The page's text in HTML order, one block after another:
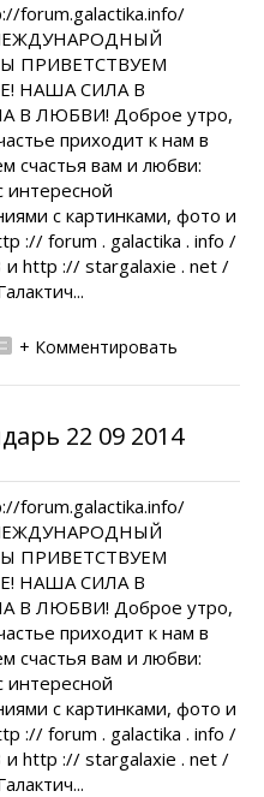
forum.galactika.info/
ПРИВЕТСТВУЕМ
НАША СИЛА В
В ЛЮБВИ! Доброе утро,
приходит к нам в
счастья вам и любви:
интересной
с картинками, фото и
:// forum . galactika . info /
и http :// stargalaxie . net /
+ Комментировать
22 09 2014
forum.galactika.info/
ПРИВЕТСТВУЕМ
НАША СИЛА В
В ЛЮБВИ! Доброе утро,
приходит к нам в
счастья вам и любви:
интересной
с картинками, фото и
:// forum . galactika . info /
и http :// stargalaxie . net /